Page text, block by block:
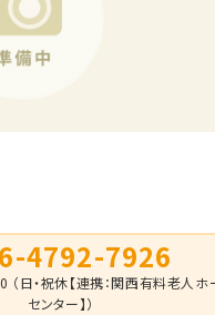
4792-7926
日・祝休【連携：関西有料老人ホ
センター】）